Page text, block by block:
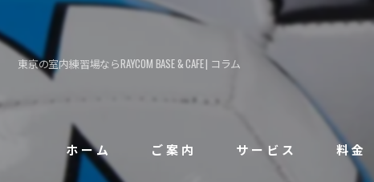
東京の室内練習場ならRAYCOM BASE & CAFE | コラム
ホーム ご案内 サービス 料金